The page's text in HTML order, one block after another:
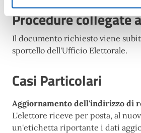
Procedure collegate
Il documento richiesto viene
sportello dell'Ufficio Elettorale.
Casi Particolari
Aggiornamento dell'indirizzo di
L'elettore riceve per posta, al
un'etichetta riportante i dati